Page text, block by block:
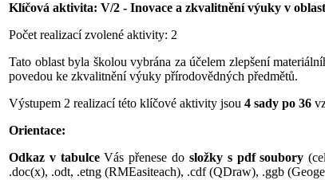
Klíčová aktivita: V/2 - Inovace a zkvalitnění výuky v
Počet realizací zvolené aktivity: 2
Tato oblast byla školou vybrána za účelem zlepšení
povedou ke zkvalitnění výuky přírodovědných předmětů.
Výstupem 2 realizací této klíčové aktivity jsou 4 sady po 36
Orientace:
Odkaz v tabulceVás přenese do složky s pdf soubory
.doc(x), .odt, .etng (RMEasiteach), .cdf (QDraw), .ggb